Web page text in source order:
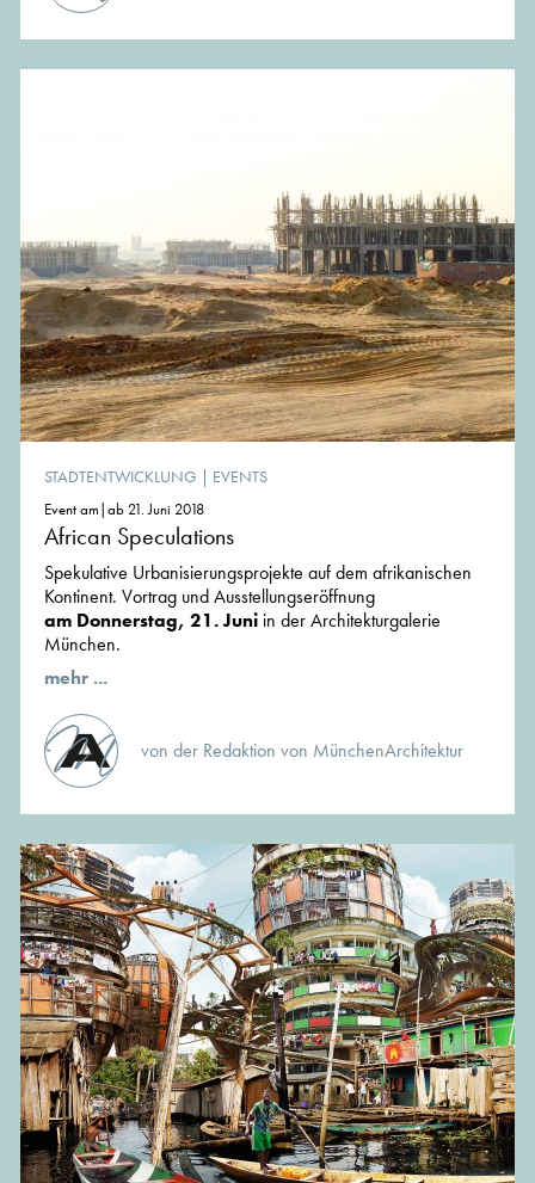
STADTENTWICKLUNG | EVENTS
Event am|ab 21. Juni 2018
African Speculations
Spekulative Urbanisierungsprojekte auf dem afrikanischen
Kontinent. Vortrag und Ausstellungseröffnung
am Donnerstag, 21. Juni in der Architekturgalerie
München.
mehr ...
von der Redaktion von MünchenArchitektur